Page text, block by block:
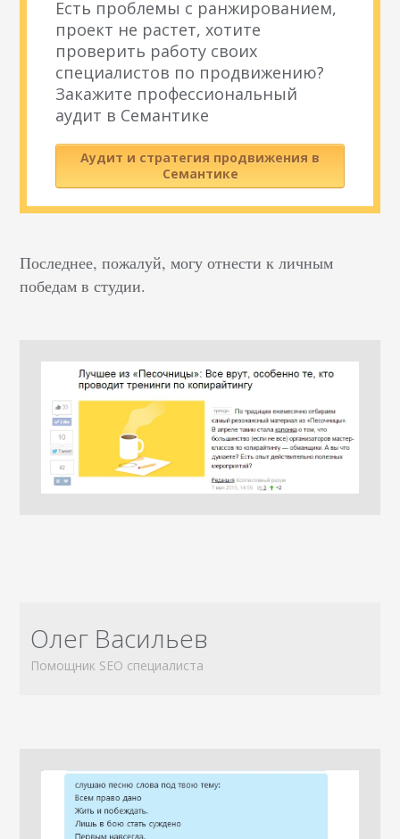
Есть проблемы с ранжированием,
проект не растет, хотите
проверить работу своих
специалистов по продвижению?
Закажите профессиональный
аудит в Семантике
Аудит и стратегия продвижения в
Семантике
Последнее, пожалуй, могу отнести к личным
победам в студии.
Олег Васильев
Помощник SEO специалиста